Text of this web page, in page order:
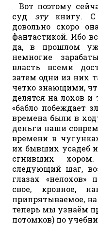
Вот поэтому
суд этукнигу. С
довольно скоро
фантастикой. Ибо
да, в прошлом
немногие
власть всеми
затем одни из них
четко знающими,
делятся на лохов и
«бабло побеждает
времена были в
деньги наши
времени в
их бывших усадеб
сгнивших
следующий шаг,
глазах «нелохов»
свое, кровное,
припрятываемое,
теперь мы узнаём
потомков) по